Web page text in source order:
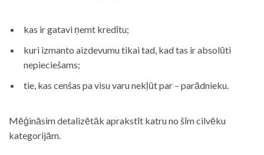
kas ir gatavi ņemt kredītu;
kuri izmanto aizdevumu tikai tad, kad tas ir absolūti
nepieciešams;
tie, kas cenšas pa visu varu nekļūt par – parādnieku.
Mēģināsim detalizētāk aprakstīt katru no šīm cilvēku
kategorijām.